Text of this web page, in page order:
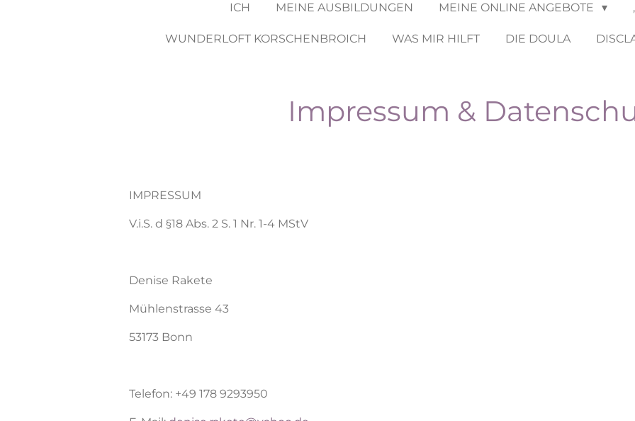
ICH MEINE AUSBILDUNGEN MEINE ONLINE ANGEBOTE
WUNDERLOFT KORSCHENBROICH WAS MIR HILFT DIE DOULA
Impressum &
IMPRESSUM
V.i.S. d §18 Abs. 2 S. 1 Nr. 1-4 MStV
Denise Rakete
Mühlenstrasse 43
53173 Bonn
Telefon: +49 178 9293950